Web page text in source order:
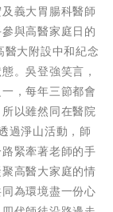
義大胃腸科醫師
與高醫家庭日的
大附設中和紀念
。吳登強笑言，
，每年三節都會
以雖然同在醫院
過淨山活動，師
緊牽著老師的手
高醫大家庭的情
為環境盡一份心